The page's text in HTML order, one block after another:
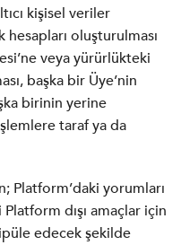
kişisel veriler
oluşturulması
veya yürürlükteki
başka bir Üye’nin
birinin yerine
taraf ya da
Platform’daki yorumları
dışı amaçlar için
edecek şekilde